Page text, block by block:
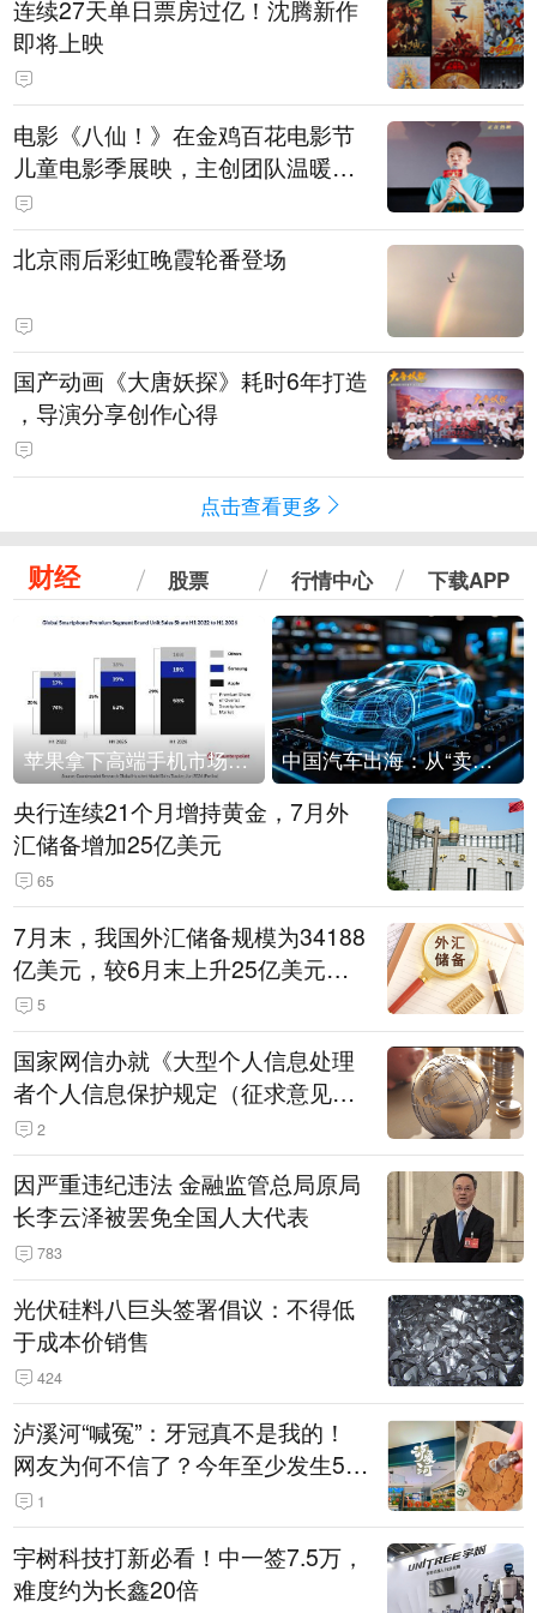
连续27天单日票房过亿！沈腾新作
即将上映
电影《八仙！》在金鸡百花电影节
儿童电影季展映，主创团队温暖寄
语小观众
北京雨后彩虹晚霞轮番登场
国产动画《大唐妖探》耗时6年打造
，导演分享创作心得
点击查看更多
财经 股票 行情中心 下载APP
苹果拿下高端手机市场65%的份额：iPhone 17系列功不可没 中国汽车出海：从“卖出去”到“走进去”
央行连续21个月增持黄金，7月外
汇储备增加25亿美元
65
7月末，我国外汇储备规模为34188
亿美元，较6月末上升25亿美元，
升幅为0.07%
5
国家网信办就《大型个人信息处理
者个人信息保护规定（征求意见
稿）》公开征求意见
2
因严重违纪违法 金融监管总局原局
长李云泽被罢免全国人大代表
783
光伏硅料八巨头签署倡议：不得低
于成本价销售
424
泸溪河“喊冤”：牙冠真不是我的！
网友为何不信了？今年至少发生5
起“食品冤案”
1
宇树科技打新必看！中一签7.5万，
难度约为长鑫20倍